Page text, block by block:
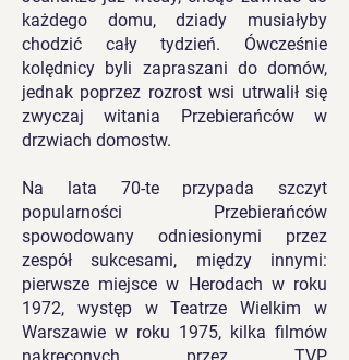
każdego domu, dziady musiałyby
chodzić cały tydzień. Ówcześnie
kolędnicy byli zapraszani do domów,
jednak poprzez rozrost wsi utrwalił się
zwyczaj witania Przebierańców w
drzwiach domostw.
Na lata 70-te przypada szczyt
popularności Przebierańców
spowodowany odniesionymi przez
zespół sukcesami, między innymi:
pierwsze miejsce w Herodach w roku
1972, występ w Teatrze Wielkim w
Warszawie w roku 1975, kilka filmów